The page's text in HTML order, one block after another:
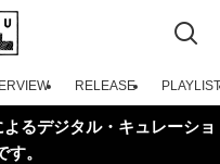
RELEASE PLAYLIST
るデジタル・キュレーショ
。